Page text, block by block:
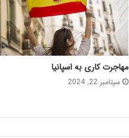
مهاجرت کاری به اسپانیا
سپتامبر 22, 2024